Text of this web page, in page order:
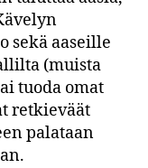
sekä aaseille
(muista
tuoda omat
retkieväät
palataan